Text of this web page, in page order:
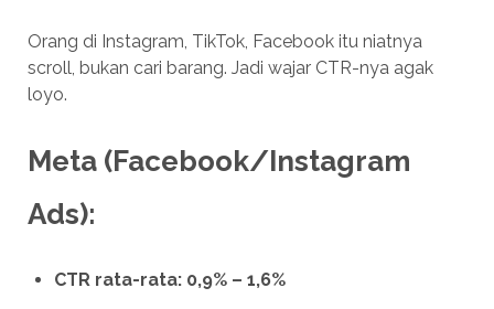
Orang di Instagram, TikTok, Facebook itu niatnya
scroll, bukan cari barang. Jadi wajar CTR-nya agak
loyo.
Meta (Facebook/Instagram
Ads):
CTR rata-rata: 0,9% – 1,6%